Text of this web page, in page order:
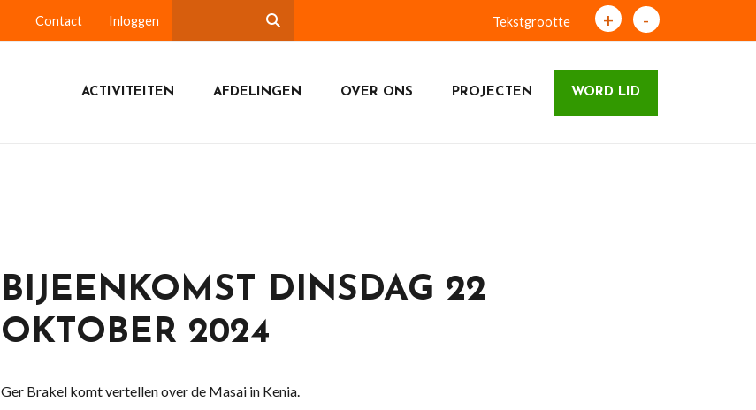
Contact Inloggen Tekstgrootte + -
ACTIVITEITEN AFDELINGEN OVER ONS PROJECTEN WORD LID
BIJEENKOMST DINSDAG 22
OKTOBER 2024
Ger Brakel komt vertellen over de Masai in Kenia.